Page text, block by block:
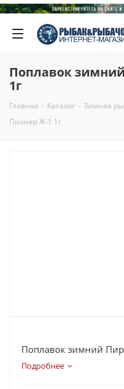
Поплавок
1г
Главная - Каталог - Зимняя
Пионер Ж-1 1г
Поплавок зимний
Подробнее